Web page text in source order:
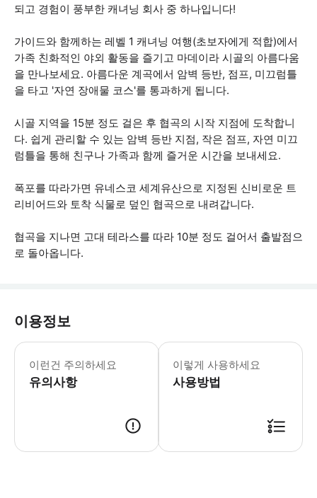
되고 경험이 풍부한 캐녀닝 회사 중 하나입니다!
가이드와 함께하는 레벨 1 캐녀닝 여행(초보자에게 적합)에서
가족 친화적인 야외 활동을 즐기고 마데이라 시골의 아름다움
을 만나보세요. 아름다운 계곡에서 암벽 등반, 점프, 미끄럼틀
을 타고 '자연 장애물 코스'를 통과하게 됩니다.
시골 지역을 15분 정도 걸은 후 협곡의 시작 지점에 도착합니
다. 쉽게 관리할 수 있는 암벽 등반 지점, 작은 점프, 자연 미끄
럼틀을 통해 친구나 가족과 함께 즐거운 시간을 보내세요.
폭포를 따라가면 유네스코 세계유산으로 지정된 신비로운 트
리비어드와 토착 식물로 덮인 협곡으로 내려갑니다.
협곡을 지나면 고대 테라스를 따라 10분 정도 걸어서 출발점으
로 돌아옵니다.
이용정보
이런건 주의하세요
유의사항
이 활동은 초보자에게 적합하지만 이
이렇게 사용하세요
사용방법